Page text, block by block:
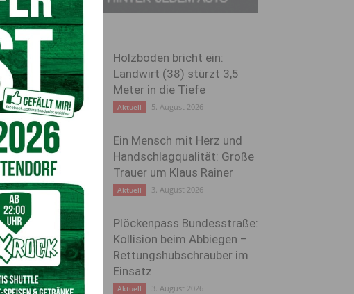
Holzboden bricht ein:
Landwirt (38) stürzt 3,5
Meter in die Tiefe
Aktuell 5. August 2026
Ein Mensch mit Herz und
Handschlagqualität: Große
Trauer um Klaus Rainer
Aktuell 3. August 2026
Plöckenpass Bundesstraße:
Kollision beim Abbiegen –
Rettungshubschrauber im
Einsatz
Aktuell 3. August 2026